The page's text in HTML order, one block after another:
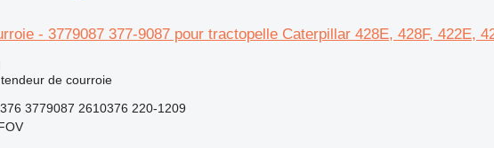
- 3779087 377-9087 pour tractopelle Caterpillar 428E, 428F, 422E,
de courroie
3779087 2610376 220-1209